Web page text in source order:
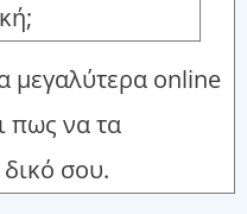
μεγαλύτερα online
πως να τα
σου.